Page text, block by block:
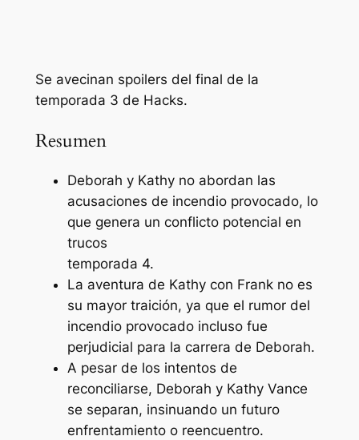
Se avecinan spoilers del final de la
temporada 3 de Hacks.
Resumen
Deborah y Kathy no abordan las
acusaciones de incendio provocado, lo
que genera un conflicto potencial en
trucos
temporada 4.
La aventura de Kathy con Frank no es
su mayor traición, ya que el rumor del
incendio provocado incluso fue
perjudicial para la carrera de Deborah.
A pesar de los intentos de
reconciliarse, Deborah y Kathy Vance
se separan, insinuando un futuro
enfrentamiento o reencuentro.